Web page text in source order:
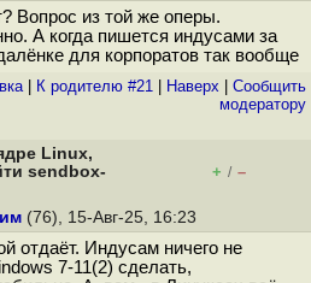
Вопрос из той же оперы.
А когда пишется индусами за
для корпоратов так вообще
| К родителю #21 Наверх
Cообщить
модератору
Linux,
sendbox-
+ / –
(76), 15-Авг-25, 16:23
отдаёт. Индусам ничего не
7-11(2) сделать,